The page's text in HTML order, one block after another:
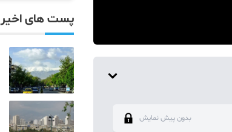
بدون پیش نمایش
پست های اخیر